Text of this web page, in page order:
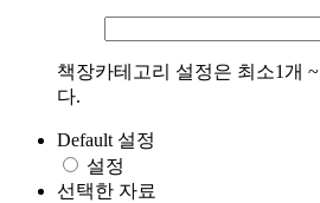
책장카테고리 설정은 최소1개
다.
Default 설정
설정
선택한 자료